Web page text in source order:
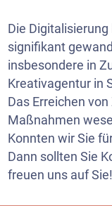
Die
signifikant
insbesondere in
Kreativagentur in
Das Erreichen
Maßnahmen
Konnten wir Sie
Dann sollten Sie
freuen uns auf Sie!